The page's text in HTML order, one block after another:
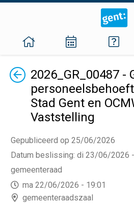
Terug2026_GR_00487 -
Stad Gent en
Vaststelling
Gepubliceerd op 25/06/2026
Datum beslissing: di 23/06/2026
gemeenteraad
ma 22/06/2026 - 19:01
gemeenteraadszaal